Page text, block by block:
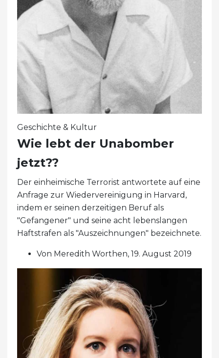
Geschichte & Kultur
Wie lebt der Unabomber
jetzt??
Der einheimische Terrorist antwortete auf eine
Anfrage zur Wiedervereinigung in Harvard,
indem er seinen derzeitigen Beruf als
"Gefangener" und seine acht lebenslangen
Haftstrafen als "Auszeichnungen" bezeichnete.
Von Meredith Worthen, 19. August 2019